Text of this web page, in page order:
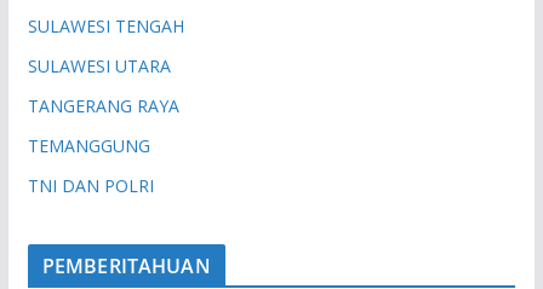
SULAWESI TENGAH
SULAWESI UTARA
TANGERANG RAYA
TEMANGGUNG
TNI DAN POLRI
PEMBERITAHUAN